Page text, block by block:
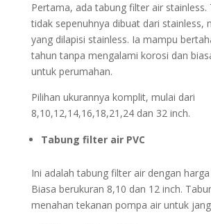
Pertama, ada tabung filter air stainless.
tidak sepenuhnya dibuat dari stainless,
yang dilapisi stainless. Ia mampu
tahun tanpa mengalami korosi dan
untuk perumahan.
Pilihan ukurannya komplit, mulai dari
8,10,12,14,16,18,21,24 dan 32 inch.
Tabung filter air PVC
Ini adalah tabung filter air dengan
Biasa berukuran 8,10 dan 12 inch.
menahan tekanan pompa air untuk